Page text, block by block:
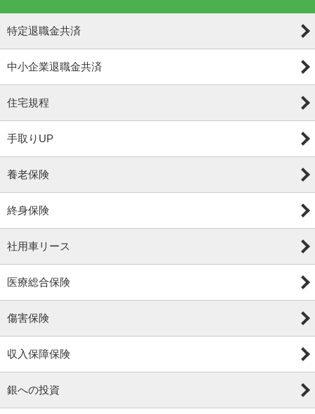
特定退職金共済
中小企業退職金共済
住宅規程
手取りUP
養老保険
終身保険
社用車リース
医療総合保険
傷害保険
収入保障保険
銀への投資